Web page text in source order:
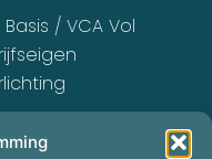
Basis / VCA Vol